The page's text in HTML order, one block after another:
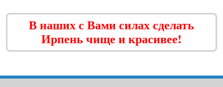
В наших с Вами силах сделать
Ирпень чище и красивее!